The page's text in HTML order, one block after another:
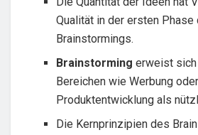
Qualität in der ersten Phase
Brainstormings.
Brainstorming erweist
Bereichen wie Werbung oder
Produktentwicklung als
Die Kernprinzipien des